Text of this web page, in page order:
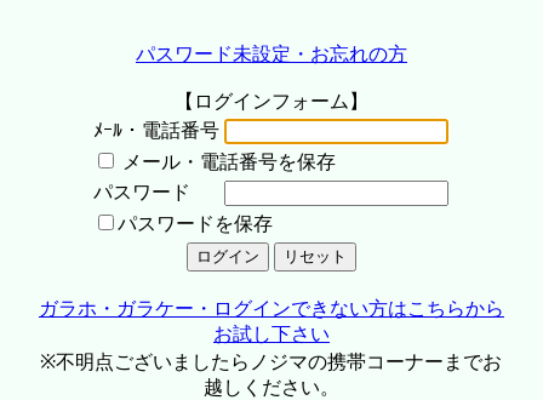
パスワード未設定・お忘れの方
【ログインフォーム】
ﾒｰﾙ・電話番号
メール・電話番号を保存
パスワード
パスワードを保存
ガラホ・ガラケー・ログインできない方はこちらから
お試し下さい
※不明点ございましたらノジマの携帯コーナーまでお
越しください。